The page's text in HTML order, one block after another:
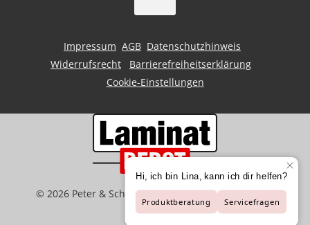
Impressum AGB Datenschutzhinweis
Widerrufsrecht
Barrierefreiheitserklärung
Cookie-Einstellungen
© 2026 Peter & Schaffart GmbH | Der Spezialist für
Bodenbeläge